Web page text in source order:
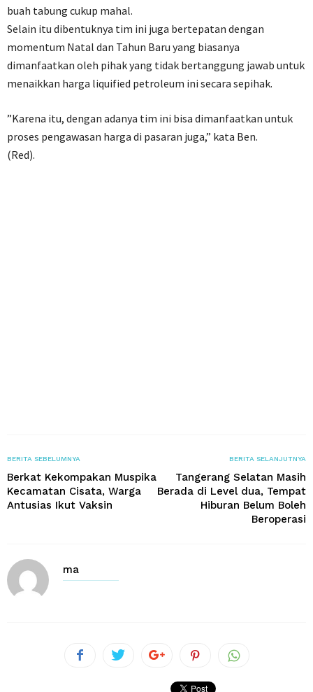
buah tabung cukup mahal.
Selain itu dibentuknya tim ini juga bertepatan dengan
momentum Natal dan Tahun Baru yang biasanya
dimanfaatkan oleh pihak yang tidak bertanggung jawab untuk
menaikkan harga liquified petroleum ini secara sepihak.
”Karena itu, dengan adanya tim ini bisa dimanfaatkan untuk
proses pengawasan harga di pasaran juga,” kata Ben.
(Red).
BERITA SEBELUMNYA
Berkat Kekompakan Muspika
Kecamatan Cisata, Warga
Antusias Ikut Vaksin
BERITA SELANJUTNYA
Tangerang Selatan Masih
Berada di Level dua, Tempat
Hiburan Belum Boleh
Beroperasi
ma